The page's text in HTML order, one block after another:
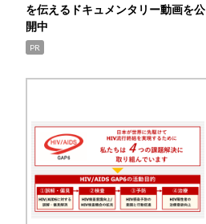
を伝えるドキュメンタリー動画を公
開中
PR